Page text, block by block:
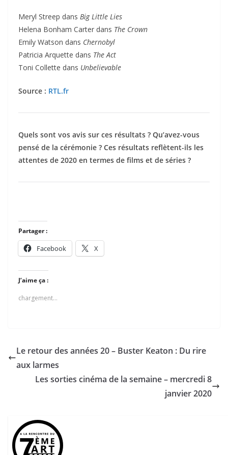
Meryl Streep dans Big Little Lies
Helena Bonham Carter dans The Crown
Emily Watson dans Chernobyl
Patricia Arquette dans The Act
Toni Collette dans Unbelievable
Source : RTL.fr
Quels sont vos avis sur ces résultats ? Qu’avez-vous
pensé de la cérémonie ? Ces résultats reflètent-ils les
attentes de 2020 en termes de films et de séries ?
Partager :
Facebook X
J’aime ça :
chargement…
Le retour des années 20 – Buster Keaton : Du rire
aux larmes
Les sorties cinéma de la semaine – mercredi 8
janvier 2020